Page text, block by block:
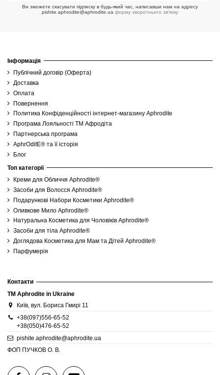
Ви зможете скасувати підписку в будь-який час, написавши нам на адресу
pishite.aphrodite@aphrodite.ua форму зворотнього зв'язку
Інформація
Публічний договір (Оферта)
Доставка
Оплата
Повернення
Политика Конфіденційності інтернет-магазину Aphrodite
Програма Лояльності ТМ Афродіта
Партнерська програма
AphrOditE® та її історія
Блог
Топ категорії
Креми для Обличчя Aphrodite®
Засоби для Волосся Aphrodite®
Подарункові Набори Косметики Aphrodite®
Оливкове Мило Aphrodite®
Натуральна Косметика для Чоловіків Aphrodite®
Засоби для тіла Aphrodite®
Доглядова Косметика для Мам та Дітей Aphrodite®
Парфумерія
Контакти
TM Aphrodite in Ukraine
Київ, вул. Бориса Гмирі 11
+38(097)556-65-52
+38(050)476-65-52
pishite.aphrodite@aphrodite.ua
ФОП ПУЧКОВ О. В.